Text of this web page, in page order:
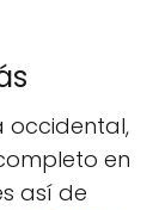
occidental,
en
así de